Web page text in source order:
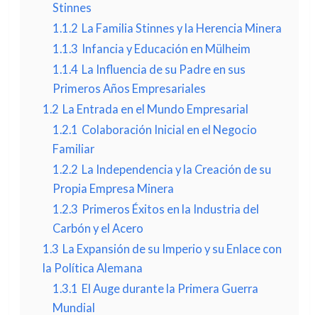
Stinnes
1.1.2 La Familia Stinnes y la Herencia Minera
1.1.3 Infancia y Educación en Mülheim
1.1.4 La Influencia de su Padre en sus
Primeros Años Empresariales
1.2 La Entrada en el Mundo Empresarial
1.2.1 Colaboración Inicial en el Negocio
Familiar
1.2.2 La Independencia y la Creación de su
Propia Empresa Minera
1.2.3 Primeros Éxitos en la Industria del
Carbón y el Acero
1.3 La Expansión de su Imperio y su Enlace con
la Política Alemana
1.3.1 El Auge durante la Primera Guerra
Mundial